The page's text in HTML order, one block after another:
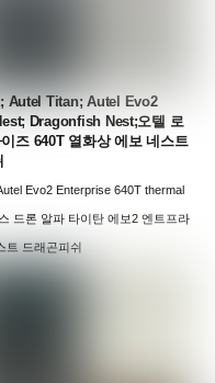
Autel Titan; Autel Evo2
Dragonfish Nest;오텔 로
즈 640T 열화상 에보 네스트
Evo2 Enterprise 640T thermal
드론 알파 타이탄 에보2 엔트프라
트 드래곤피쉬